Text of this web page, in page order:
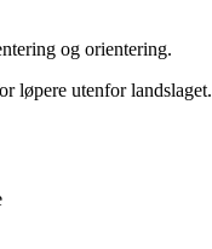
og orientering.
løpere utenfor landslaget.